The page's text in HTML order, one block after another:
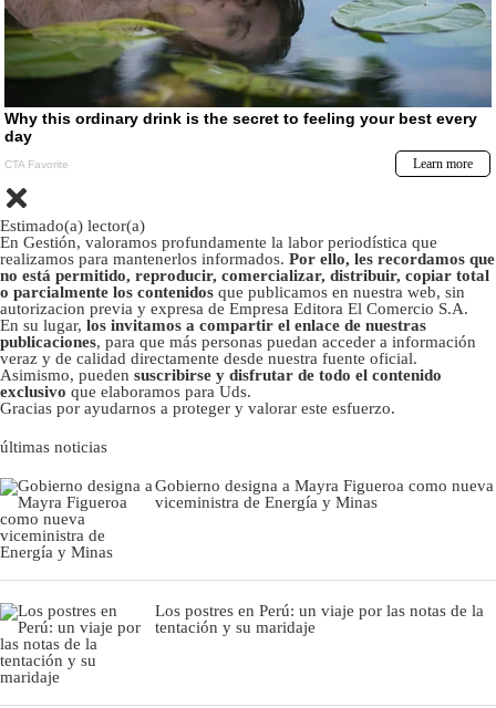
Estimado(a) lector(a)
En Gestión, valoramos profundamente la labor periodística que
realizamos para mantenerlos informados. Por ello, les recordamos que
no está permitido, reproducir, comercializar, distribuir, copiar total
o parcialmente los contenidos que publicamos en nuestra web, sin
autorizacion previa y expresa de Empresa Editora El Comercio S.A.
En su lugar, los invitamos a compartir el enlace de nuestras
publicaciones, para que más personas puedan acceder a información
veraz y de calidad directamente desde nuestra fuente oficial.
Asimismo, pueden suscribirse y disfrutar de todo el contenido
exclusivo que elaboramos para Uds.
Gracias por ayudarnos a proteger y valorar este esfuerzo.
últimas noticias
Gobierno designa a Mayra Figueroa como nueva
viceministra de Energía y Minas
Los postres en Perú: un viaje por las notas de la
tentación y su maridaje